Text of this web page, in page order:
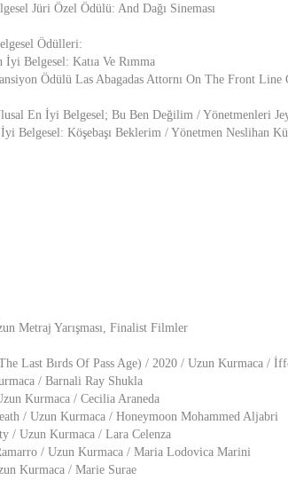
Jüri Özel Ödülü: And Dağı Sineması
Ödülleri:
İyi Belgesel: Katıa Ve Rımma
Ödülü Las Abagadas Attornı On The Front
En İyi Belgesel; Bu Ben Değilim / Yönetmenleri
Belgesel: Köşebaşı Beklerim / Yönetmen Neslihan
Metraj Yarışması, Finalist Filmler
Last Bırds Of Pass Age) / 2020 / Uzun Kurmaca /
/ Barnali Ray Shukla
Kurmaca / Cecilia Araneda
/ Uzun Kurmaca / Honeymoon Mohammed Aljabri
/ Uzun Kurmaca / Lara Celenza
/ Uzun Kurmaca / Maria Lodovica Marini
Kurmaca / Marie Surae